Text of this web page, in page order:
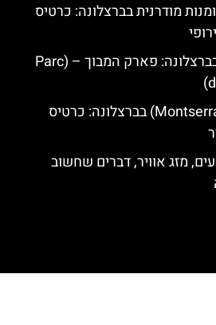
מודרנית בברצלונה: כרטיס
גן המבוך של הורטה בברצלונה: פארק המבוך – (Parc
מנזר המונטסראט (Montserrat) בברצלונה: כרטיס
מזג אוויר, דברים שחשוב